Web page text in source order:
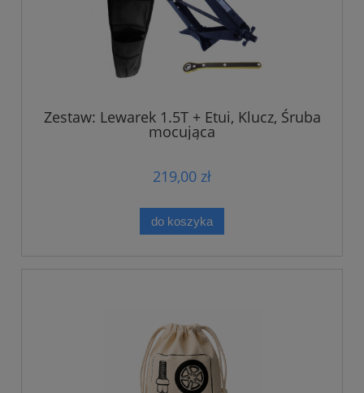
Zestaw: Lewarek 1.5T + Etui, Klucz, Śruba
mocująca
219,00 zł
do koszyka